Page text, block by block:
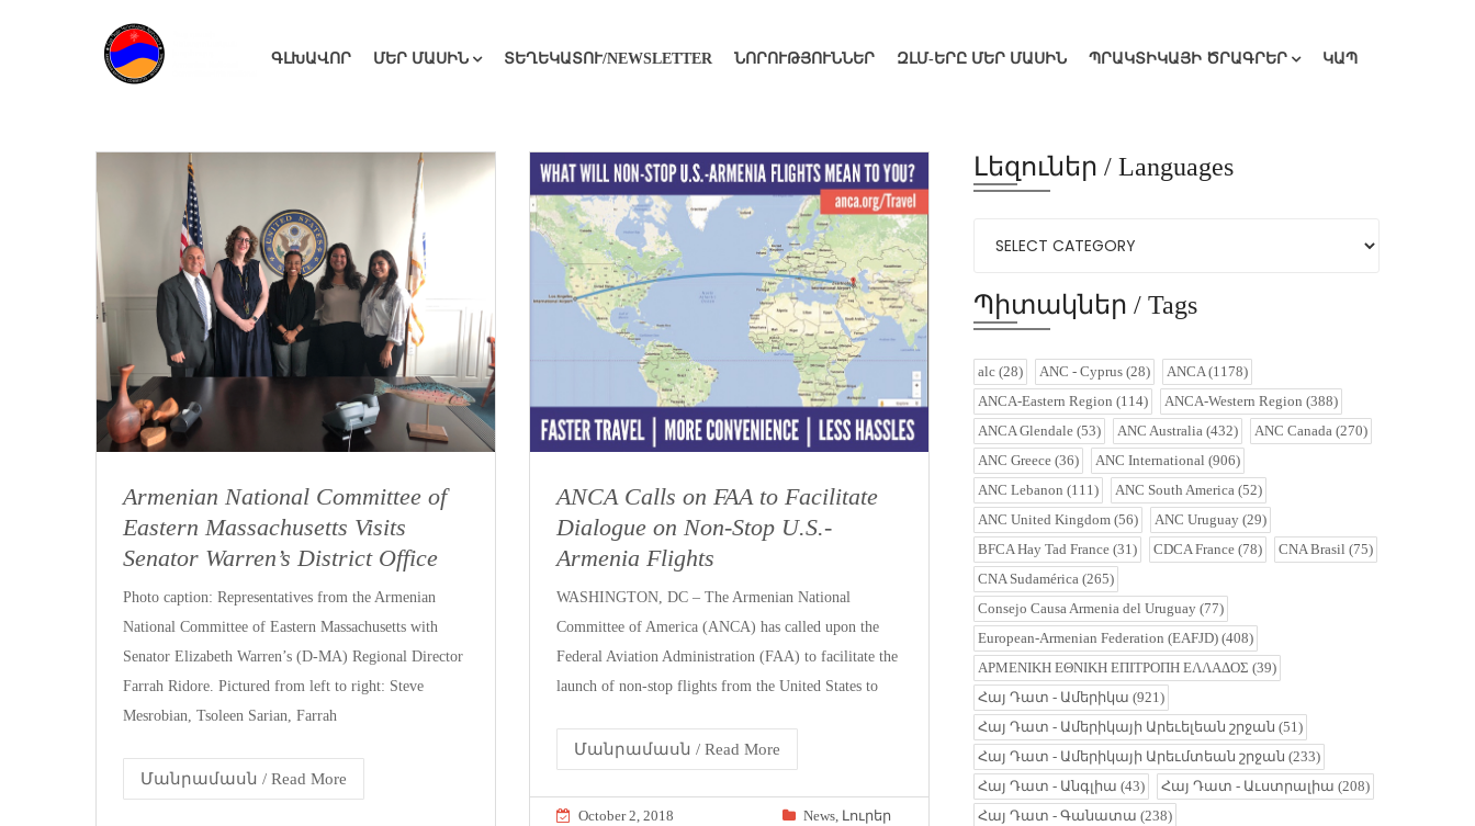
ԳԼԽԱՎՈՐ ՄԵՐ ՄԱՍԻՆ ՏԵՂԵԿԱՏՈՒ/NEWSLETTER ՆՈՐՈՒԹՅՈՒՆՆԵՐ ԶԼՄ-ԵՐԸ ՄԵՐ ՄԱՍԻՆ ՊՐԱԿՏԻԿԱՅԻ ԾՐԱԳՐԵՐ ԿԱՊ
Armenian National Committee of
Eastern Massachusetts Visits
Senator Warren’s District Office
Photo caption: Representatives from the Armenian
National Committee of Eastern Massachusetts with
Senator Elizabeth Warren’s (D-MA) Regional Director
Farrah Ridore. Pictured from left to right: Steve
Mesrobian, Tsoleen Sarian, Farrah
Մանրամասն / Read More
ANCA Calls on FAA to Facilitate
Dialogue on Non-Stop U.S.-
Armenia Flights
WASHINGTON, DC – The Armenian National
Committee of America (ANCA) has called upon the
Federal Aviation Administration (FAA) to facilitate the
launch of non-stop flights from the United States to
Մանրամասն / Read More
October 2, 2018 News, Լուրեր
Լեզուներ / Languages
Պիտակներ / Tags
alc (28) ANC - Cyprus (28) ANCA(1178)
ANCA-Eastern Region (114) ANCA-Western Region (388)
ANCA Glendale (53) ANC Australia (432) ANC Canada (270)
ANC Greece (36) ANC International (906)
ANC Lebanon (111) ANC South America (52)
ANC United Kingdom (56) ANC Uruguay (29)
BFCA Hay Tad France (31) CDCA France (78) CNA Brasil (75)
CNA Sudamérica (265)
Consejo Causa Armenia del Uruguay (77)
European-Armenian Federation (EAFJD) (408)
ΑΡΜΕΝΙΚΗ ΕΘΝΙΚΗ ΕΠΙΤΡΟΠΗ ΕΛΛΑΔΟΣ (39)
Հայ Դատ - Ամերիկա (921)
Հայ Դատ - Ամերիկայի Արեւելեան շրջան (51)
Հայ Դատ - Ամերիկայի Արեւմտեան շրջան (233)
Հայ Դատ - Անգլիա (43) Հայ Դատ - Աւստրալիա (208)
Հայ Դատ - Գանատա (238)